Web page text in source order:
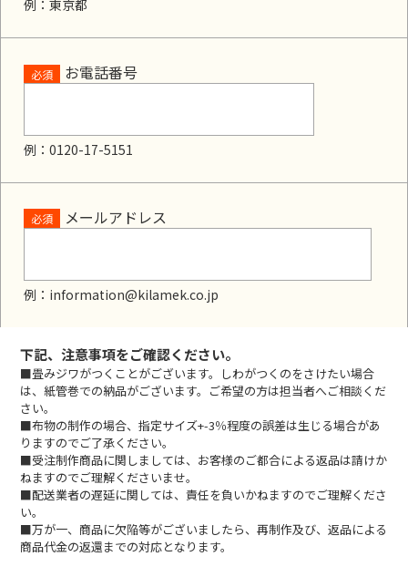
例：東京都
必須 お電話番号
例：0120-17-5151
必須 メールアドレス
例：information@kilamek.co.jp
下記、注意事項をご確認ください。
■畳みジワがつくことがございます。しわがつくのをさけたい場合
は、紙管巻での納品がございます。ご希望の方は担当者へご相談くだ
さい。
■布物の制作の場合、指定サイズ+-3％程度の誤差は生じる場合があ
りますのでご了承ください。
■受注制作商品に関しましては、お客様のご都合による返品は請けか
ねますのでご理解くださいませ。
■配送業者の遅延に関しては、責任を負いかねますのでご理解くださ
い。
■万が一、商品に欠陥等がございましたら、再制作及び、返品による
商品代金の返還までの対応となります。